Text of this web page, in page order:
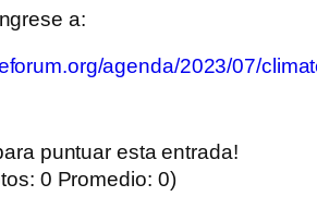
a:
agenda/2023/07/
puntuar esta entrada!
0 Promedio: 0)